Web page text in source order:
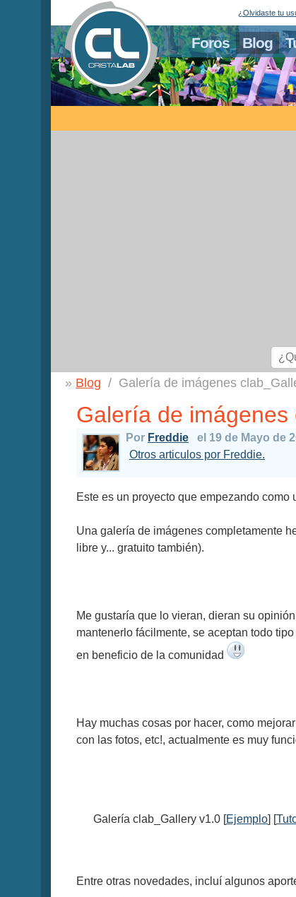
Foros Blog
¿Olvidaste tu
Blog Galería de imágenes
Galería de
Por Freddie el 19 de Mayo de
Otros articulos por Freddie.
Este es un proyecto que empezando
Una galería de imágenes completamente
libre y... gratuito también).
Me gustaría que lo vieran, dieran su
mantenerlo fácilmente, se aceptan todo
en beneficio de la comunidad
Hay muchas cosas por hacer, como
con las fotos, etc!, actualmente es muy
Galería clab_Gallery v1.0 [Ejemplo] [
Entre otras novedades, incluí algunos